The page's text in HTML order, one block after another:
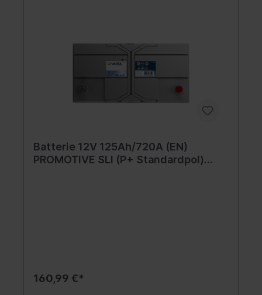
Batterie 12V 125Ah/720A (EN)
PROMOTIVE SLI (P+ Standardpol)
160,99 €*